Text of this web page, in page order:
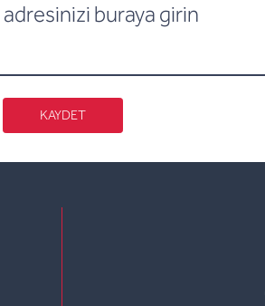
buraya girin
KAYDET